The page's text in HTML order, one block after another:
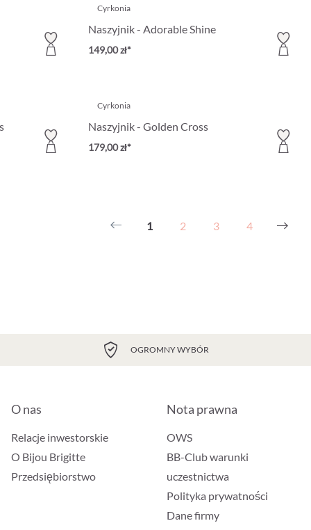
Cyrkonia
Naszyjnik - Adorable Shine
149,00 zł*
Cyrkonia
Naszyjnik - Golden Cross
179,00 zł*
1 2 3 4
OGROMNY WYBÓR
O nas
Relacje inwestorskie
O Bijou Brigitte
Przedsiębiorstwo
Nota prawna
OWS
BB-Club warunki
uczestnictwa
Polityka prywatności
Dane firmy